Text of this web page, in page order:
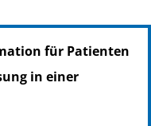
für Patienten
in einer